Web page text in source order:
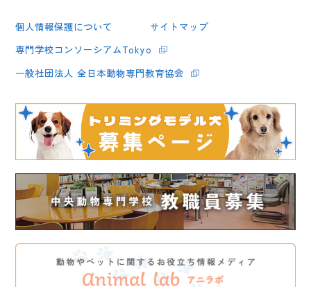
個人情報保護について
サイトマップ
専門学校コンソーシアムTokyo
一般社団法人 全日本動物専門教育協会